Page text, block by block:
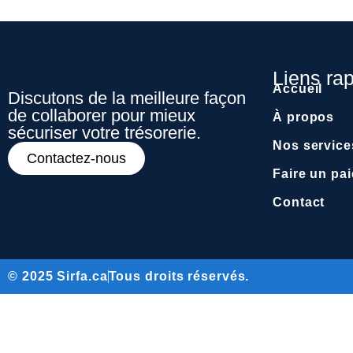
Discutons de la meilleure façon
de collaborer pour mieux
sécuriser votre trésorerie.
Contactez-nous
Liens
Accueil
À propos
Nos
Faire un
Contact
© 2025 Sirfa.caTous droits réservés.